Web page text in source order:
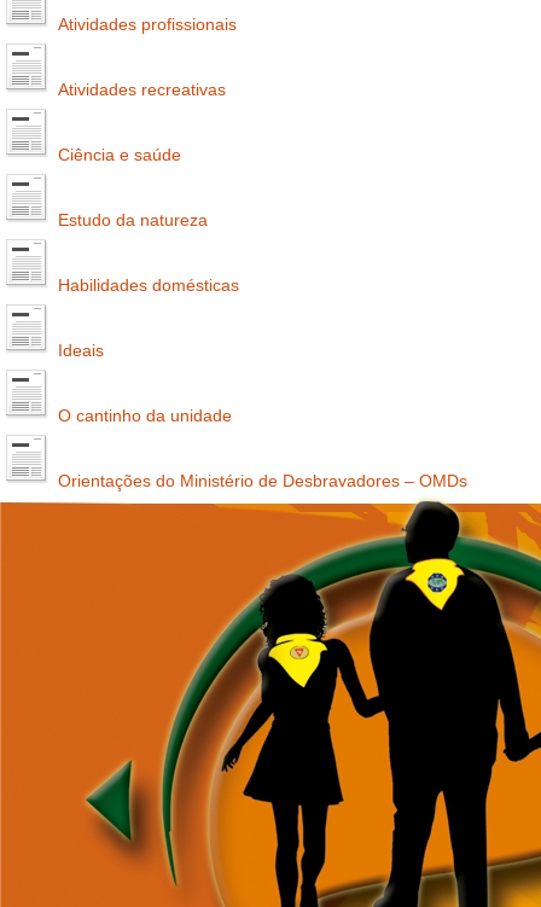
Atividades profissionais
Atividades recreativas
Ciência e saúde
Estudo da natureza
Habilidades domésticas
Ideais
O cantinho da unidade
Orientações do Ministério de Desbravadores – OMDs